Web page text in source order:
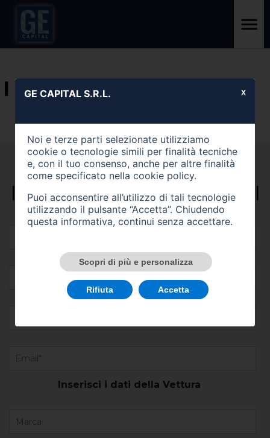
I NOSTRI SERVIZI
RICHIESTA
INFORMAZIONI SERVIZI
Inserisci i dati della Vettura
GE CAPITAL S.R.L.
Noi e terze parti selezionate utilizziamo
cookie o tecnologie simili per finalità tecniche
e, con il tuo consenso, anche per altre finalità
come specificato nella cookie policy.
Puoi acconsentire all’utilizzo di tali tecnologie
utilizzando il pulsante “Accetta”. Chiudendo
questa informativa, continui senza accettare.
Scopri di più e personalizza
Rifiuta Accetta
X